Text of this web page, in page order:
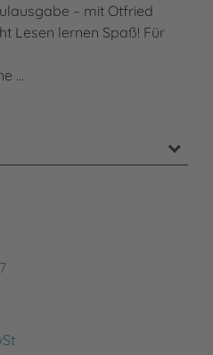
– mit Otfried
Lesen lernen Spaß! Für
…